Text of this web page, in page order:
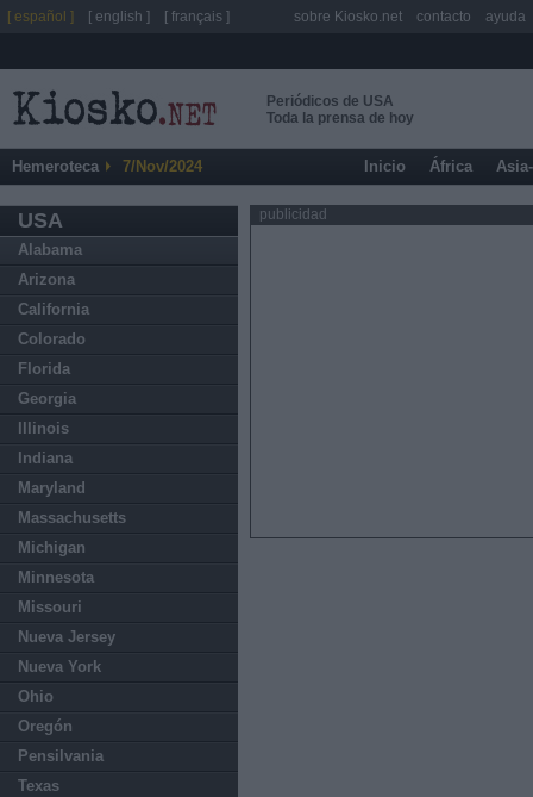
Periódicos de USA
Toda la prensa de hoy
Hemeroteca 7/Nov/2024 Inicio África
USA
Alabama
Arizona
California
Colorado
Florida
Georgia
Illinois
Indiana
Maryland
Massachusetts
Michigan
Minnesota
Missouri
Nueva Jersey
Nueva York
Ohio
Oregón
Pensilvania
Texas
publicidad
[ español ] [ english ] [ français ] sobre Kiosko.net contacto ayuda